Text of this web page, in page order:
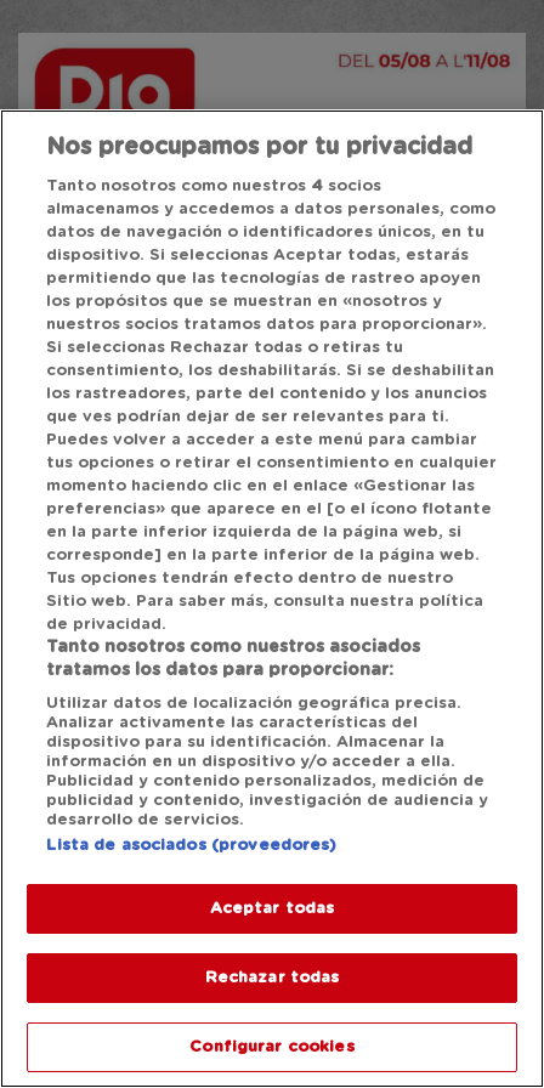
1/12
Nos preocupamos por tu privacidad
Tanto nosotros como nuestros 4 socios
almacenamos y accedemos a datos personales, como
datos de navegación o identificadores únicos, en tu
dispositivo. Si seleccionas Aceptar todas, estarás
permitiendo que las tecnologías de rastreo apoyen
los propósitos que se muestran en «nosotros y
nuestros socios tratamos datos para proporcionar».
Si seleccionas Rechazar todas o retiras tu
consentimiento, los deshabilitarás. Si se deshabilitan
los rastreadores, parte del contenido y los anuncios
que ves podrían dejar de ser relevantes para ti.
Puedes volver a acceder a este menú para cambiar
tus opciones o retirar el consentimiento en cualquier
momento haciendo clic en el enlace «Gestionar las
preferencias» que aparece en el [o el ícono flotante
en la parte inferior izquierda de la página web, si
corresponde] en la parte inferior de la página web.
Tus opciones tendrán efecto dentro de nuestro
Sitio web. Para saber más, consulta nuestra política
de privacidad.
Tanto nosotros como nuestros asociados
tratamos los datos para proporcionar:
Utilizar datos de localización geográfica precisa.
Analizar activamente las características del
dispositivo para su identificación. Almacenar la
información en un dispositivo y/o acceder a ella.
Publicidad y contenido personalizados, medición de
publicidad y contenido, investigación de audiencia y
desarrollo de servicios.
Lista de asociados (proveedores)
Aceptar todas
Rechazar todas
Configurar cookies